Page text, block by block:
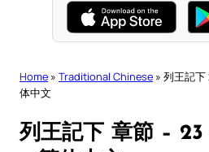
Home » Traditional Chinese » 列王記下
体中文
列王記下 章節 –